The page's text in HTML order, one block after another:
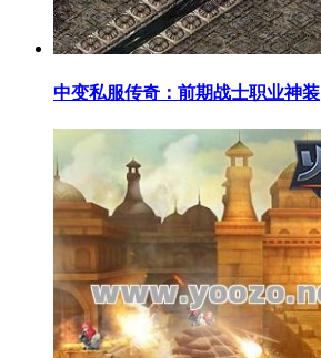
中变私服传奇：前期战士职业神装